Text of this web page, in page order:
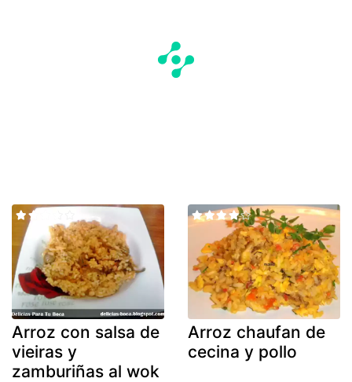
Arroz con salsa de
vieiras y
zamburiñas al wok
Arroz chaufan de
cecina y pollo